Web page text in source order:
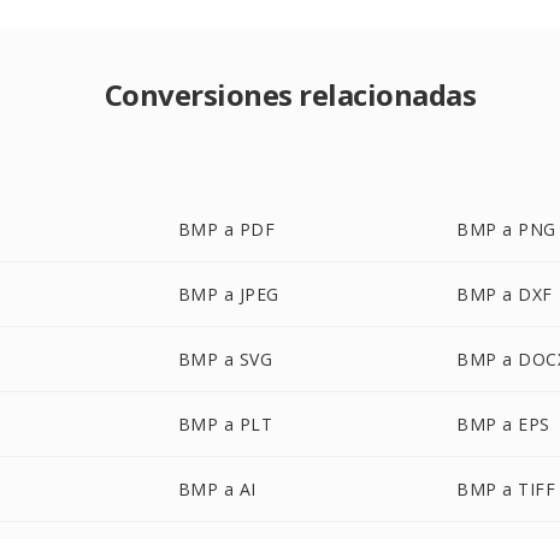
Conversiones relacionadas
BMP a PDF BMP a PNG
BMP a JPEG BMP a DXF
BMP a SVG BMP a
BMP a PLT BMP a EPS
BMP a AI BMP a TIFF